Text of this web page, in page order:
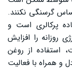
گرسنگی نکنند.
پرکالری است و
روزانه را افزایش
استفاده از روغن
و همراه با فعالیت